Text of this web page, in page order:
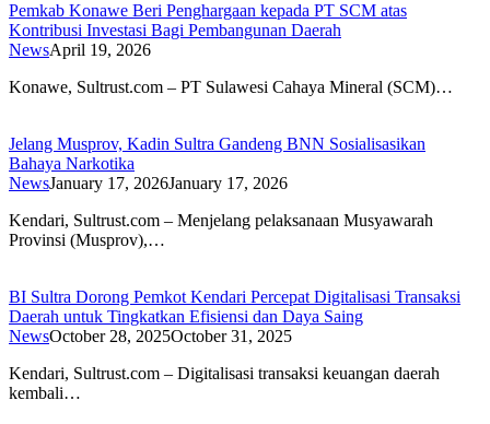
Pemkab Konawe Beri Penghargaan kepada PT SCM atas
Kontribusi Investasi Bagi Pembangunan Daerah
NewsApril 19, 2026
Konawe, Sultrust.com – PT Sulawesi Cahaya Mineral (SCM)…
Jelang Musprov, Kadin Sultra Gandeng BNN Sosialisasikan
Bahaya Narkotika
NewsJanuary 17, 2026January 17, 2026
Kendari, Sultrust.com – Menjelang pelaksanaan Musyawarah
Provinsi (Musprov),…
BI Sultra Dorong Pemkot Kendari Percepat Digitalisasi Transaksi
Daerah untuk Tingkatkan Efisiensi dan Daya Saing
NewsOctober 28, 2025October 31, 2025
Kendari, Sultrust.com – Digitalisasi transaksi keuangan daerah
kembali…